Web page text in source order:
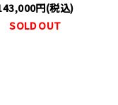
円(税込)
SOLD OUT